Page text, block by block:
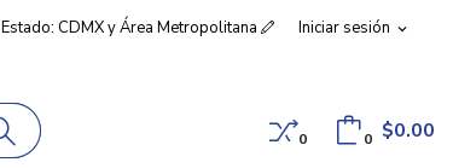
Iniciar sesión expand_more
Estado: CDMX y Área Metropolitana
0 $0.00
0